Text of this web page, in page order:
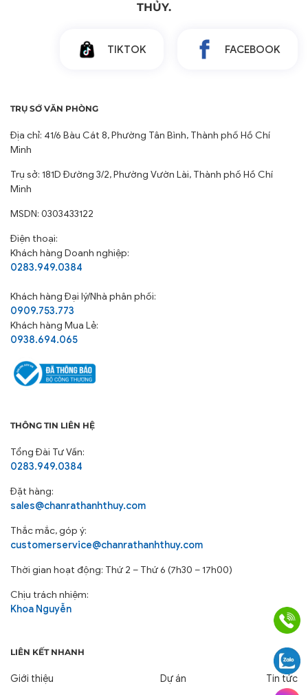
THỦY.
TIKTOK FACEBOOK
TRỤ SỞ VĂN PHÒNG
Địa chỉ: 41/6 Bàu Cát 8, Phường Tân Bình, Thành phố Hồ Chí
Minh
Trụ sở: 181D Đường 3/2, Phường Vườn Lài, Thành phố Hồ Chí
Minh
MSDN: 0303433122
Điện thoại:
Khách hàng Doanh nghiệp:
0283.949.0384
Khách hàngĐại lý/Nhà phân phối:
0909.753.773
Khách hàng Mua Lẻ:
0938.694.065
THÔNG TIN LIÊN HỆ
Tổng Đài Tư Vấn:
0283.949.0384
Đặt hàng:
sales@chanrathanhthuy.com
Thắc mắc, góp ý:
customerservice@chanrathanhthuy.com
Thời gian hoạt động: Thứ 2 – Thứ 6 (7h30 – 17h00)
Chịu trách nhiệm:
Khoa Nguyễn
LIÊN KẾT NHANH
Giới thiệu Dự án Tin tức